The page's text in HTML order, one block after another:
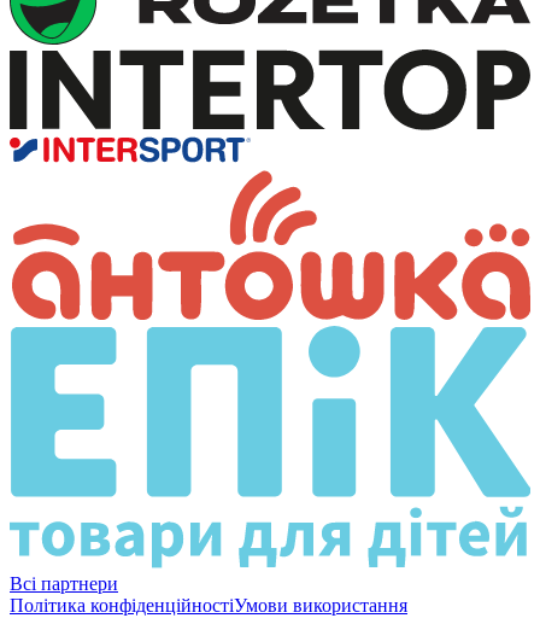
Всі партнери
Політика конфіденційностіУмови використання